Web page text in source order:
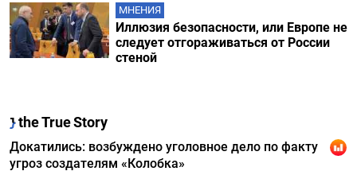
МНЕНИЯ
Иллюзия безопасности, или Европе не
следует отгораживаться от России
стеной